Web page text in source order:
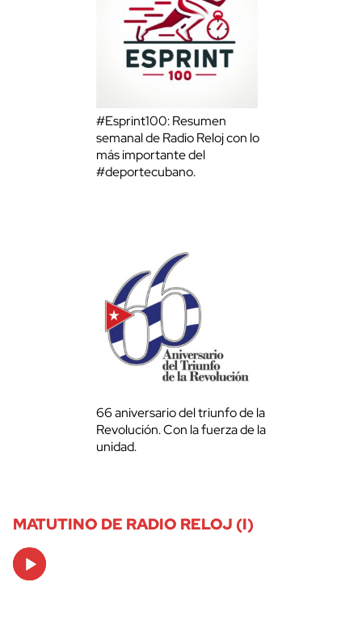
#Esprint100: Resumen
semanal de Radio Reloj con lo
más importante del
#deportecubano.
66 aniversario del triunfo de la
Revolución. Con la fuerza de la
unidad.
MATUTINO DE RADIO RELOJ (I)
Audio
Player